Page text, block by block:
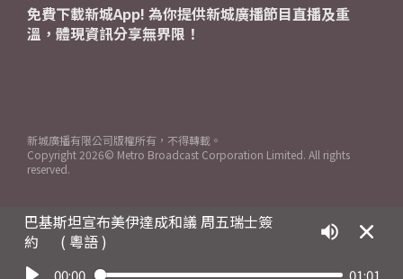
巴基斯坦宣布美伊達成和議 周五瑞士簽
約
( 粵語 )
00:00 01:01
免費下載新城App! 為你提供新城廣播節目直播及重
溫，體現資訊分享無界限！
新城廣播有限公司版權所有，不得轉載。
Copyright 2026© Metro Broadcast Corporation Limited. All rights
reserved.